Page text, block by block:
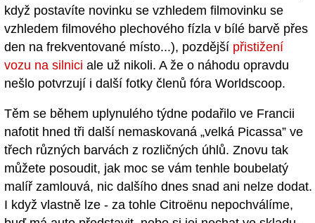
když postavíte novinku se vzhledem filmovinku se
vzhledem filmového plechového fízla v bílé barvě přes
den na frekventované místo...), pozdější přistižení
vozu na silnici ale už nikoli. A že o náhodu opravdu
nešlo potvrzují i další fotky členů fóra Worldscoop.
Těm se během uplynulého týdne podařilo ve Francii
nafotit hned tři další nemaskovaná „velká Picassa” ve
třech různých barvách z rozličných úhlů. Znovu tak
můžete posoudit, jak moc se vám tenhle boubelatý
malíř zamlouvá, nic dalšího dnes snad ani nelze dodat.
I když vlastně lze - za tohle Citroënu nepochválíme,